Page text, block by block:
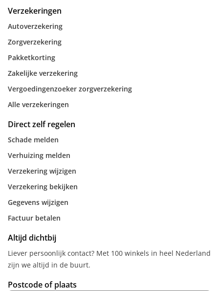
Verzekeringen
Autoverzekering
Zorgverzekering
Pakketkorting
Zakelijke verzekering
Vergoedingenzoeker zorgverzekering
Alle verzekeringen
Direct zelf regelen
Schade melden
Verhuizing melden
Verzekering wijzigen
Verzekering bekijken
Gegevens wijzigen
Factuur betalen
Altijd dichtbij
Liever persoonlijk contact? Met 100 winkels in heel Nederland
zijn we altijd in de buurt.
Postcode of plaats